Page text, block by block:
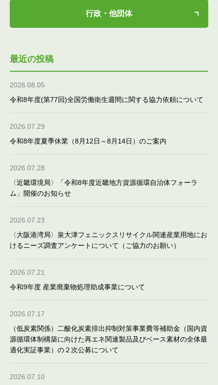
行政・他団体
最近の投稿
2026.08.05
令和8年度(第77回)全国労働衛生週間に関する協力依頼について
2026.07.29
令和8年度夏季休業（8月12日～8月14日）のご案内
2026.07.28
〈近畿環境局〉「令和8年度近畿地方資源循環自治体フォーラ
ム」開催のお知らせ
2026.07.23
〈大阪港湾局〉泉大津フェニックスリサイクル関連産業用地にお
けるニーズ調査アンケートについて（ご協力のお願い）
2026.07.21
令和9年度 産業廃棄物処理助成事業について
2026.07.17
（低炭素関係）二酸化炭素排出抑制対策事業費等補助金（国内資
源循環体制構築に向けた再エネ関連製品及びベース素材の全体最
適化実証事業）の２次公募について
2026.07.10